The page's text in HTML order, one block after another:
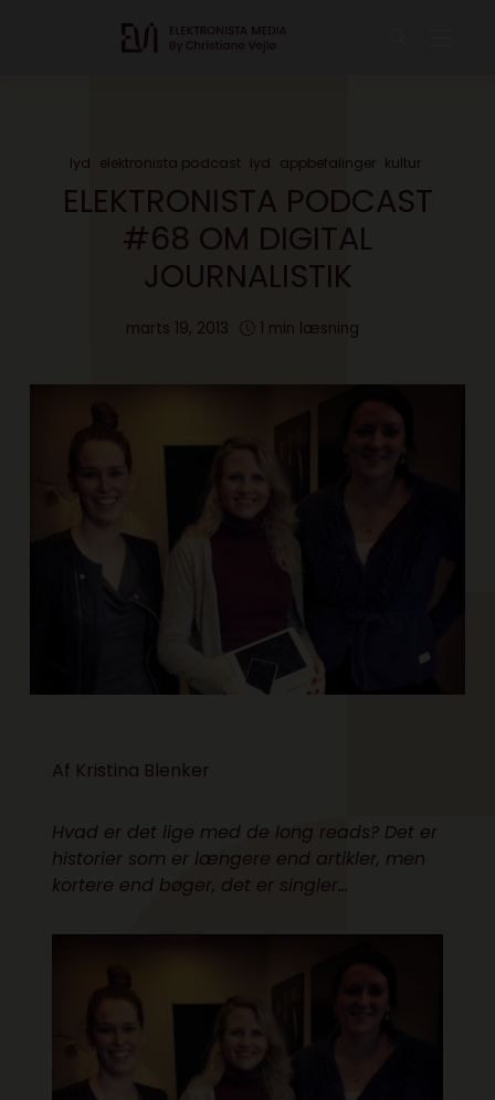
lyd elektronista podcast lyd appbefalinger kultur
ELEKTRONISTA PODCAST
#68 OM DIGITAL
JOURNALISTIK
marts 19, 2013 1 min læsning
Af Kristina Blenker
Hvad er det lige med de long reads? Det er
historier som er længere end artikler, men
kortere end bøger, det er singler…